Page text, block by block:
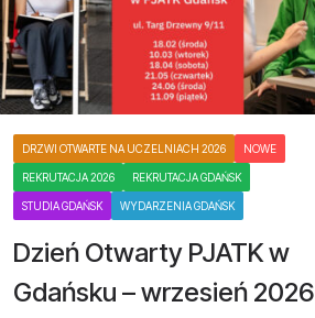
DRZWI OTWARTE NA UCZELNIACH 2026 NOWE
REKRUTACJA 2026 REKRUTACJA GDAŃSK
STUDIA GDAŃSK WYDARZENIA GDAŃSK
Dzień Otwarty PJATK w
Gdańsku – wrzesień 2026